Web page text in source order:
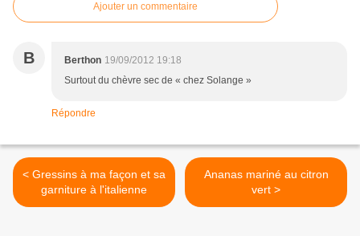
Ajouter un commentaire
B Berthon 19/09/2012 19:18
Surtout du chèvre sec de « chez Solange »
Répondre
< Gressins à ma façon et sa
garniture à l'italienne
Ananas mariné au citron
vert >